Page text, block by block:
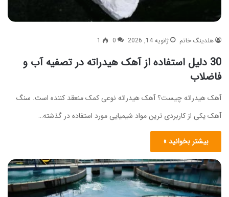
هلدینگ خاتم ژانویه 14, 2026 0
1
30 دلیل استفاده از آهک هیدراته در تصفیه آب و
فاضلاب
آهک هیدراته چیست؟ آهک هیدراته نوعی کمک منعقد کننده است. سنگ
آهک یکی از کاربردی ترین مواد شیمیایی مورد استفاده در گذشته…
بیشتر بخوانید »